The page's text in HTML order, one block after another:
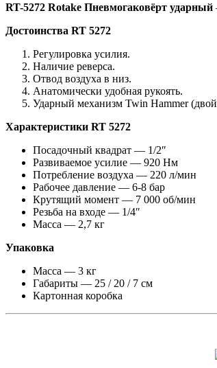
RT-5272 Rotake Пневмогаковёрт ударный
Достоинства RT 5272
Регулировка усилия.
Наличие реверса.
Отвод воздуха в низ.
Анатомически удобная рукоять.
Ударный механизм Twin Hammer
Характеристики RT 5272
Посадочный квадрат — 1/2″
Развиваемое усилие — 920 Нм
Потребление воздуха — 220 л/мин
Рабочее давление — 6-8 бар
Крутящий момент — 7 000 об/мин
Резьба на входе — 1/4″
Масса — 2,7 кг
Упаковка
Масса — 3 кг
Габариты — 25 / 20 / 7 см
Картонная коробка